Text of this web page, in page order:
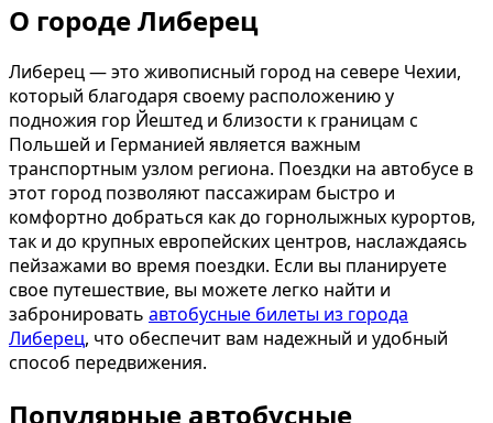
О городе Либерец
Либерец — это живописный город на севере Чехии,
который благодаря своему расположению у
подножия гор Йештед и близости к границам с
Польшей и Германией является важным
транспортным узлом региона. Поездки на автобусе в
этот город позволяют пассажирам быстро и
комфортно добраться как до горнолыжных курортов,
так и до крупных европейских центров, наслаждаясь
пейзажами во время поездки. Если вы планируете
свое путешествие, вы можете легко найти и
забронировать автобусные билеты из города
Либерец, что обеспечит вам надежный и удобный
способ передвижения.
Популярные автобусные